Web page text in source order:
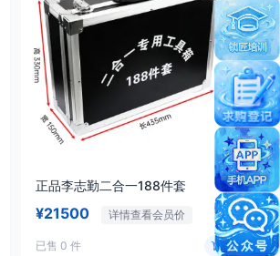
正品李志勤二合一188件套
¥21500 详情查看会员价
已售 0 件